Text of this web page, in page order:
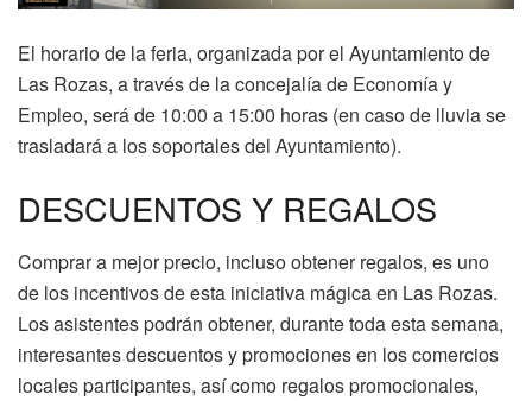
El horario de la feria, organizada por el Ayuntamiento de
Las Rozas, a través de la concejalía de Economía y
Empleo, será de 10:00 a 15:00 horas (en caso de lluvia se
trasladará a los soportales del Ayuntamiento).
DESCUENTOS Y REGALOS
Comprar a mejor precio, incluso obtener regalos, es uno
de los incentivos de esta iniciativa mágica en Las Rozas.
Los asistentes podrán obtener, durante toda esta semana,
interesantes descuentos y promociones en los comercios
locales participantes, así como regalos promocionales,